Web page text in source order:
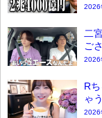
2026
二
ご
2026
R
ゃ
2026